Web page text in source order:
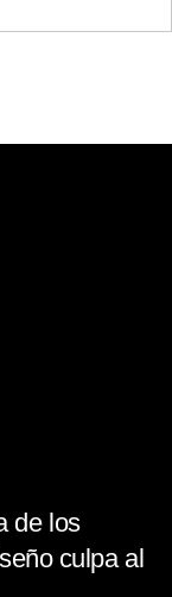
de los
culpa al